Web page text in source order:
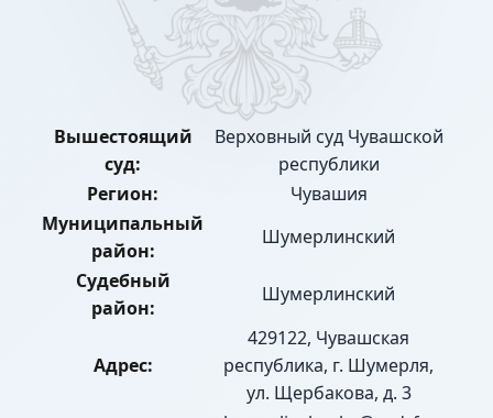
Вышестоящий
суд:
Верховный суд Чувашской
республики
Регион:
Чувашия
Муниципальный
район:
Шумерлинский
Судебный
район:
Шумерлинский
Адрес:
429122, Чувашская
республика, г. Шумерля,
ул. Щербакова, д. 3